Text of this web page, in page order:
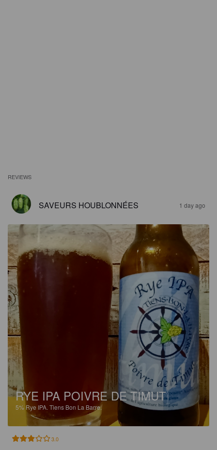
REVIEWS
SAVEURS HOUBLONNÉES 1 day ago
RYE IPA POIVRE DE TIMUT
5% Rye IPA. Tiens Bon La Barre.
3.0